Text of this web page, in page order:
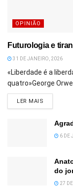
OPINIÃO
Futurologia e
31 DE JANEIRO, 2026
«Liberdade é a
quatro»George
LER MAIS
6 DE
do
27